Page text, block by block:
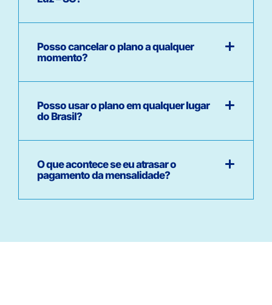
Posso cancelar o plano a qualquer
momento?
Posso usar o plano em qualquer lugar
do Brasil?
O que acontece se eu atrasar o
pagamento da mensalidade?